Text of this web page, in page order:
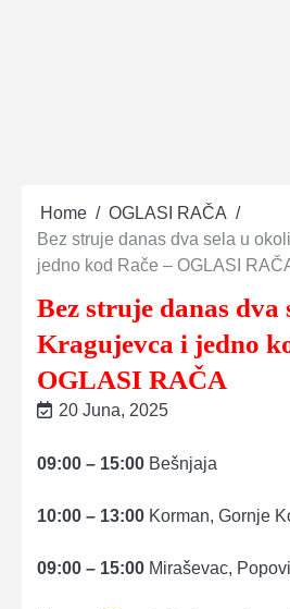
Home
OGLASI RAČA
Bez struje danas dva sela u
jedno kod Rače – OGLASI
Bez struje danas
Kragujevca i jedno
OGLASI RAČA
20 Juna, 2025
09:00 – 15:00 Bešnjaja
10:00 – 13:00 Korman, Gornje
09:00 – 15:00 Miraševac,